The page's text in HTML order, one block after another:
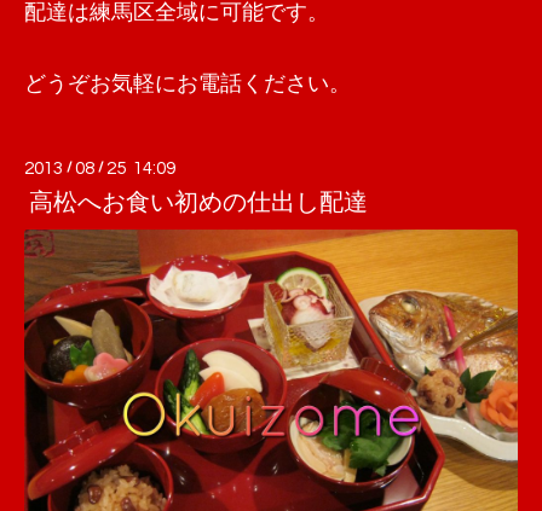
配達は練馬区全域に可能です。
どうぞお気軽にお電話ください。
2013 /08 / 25 14:09
高松へお食い初めの仕出し配達